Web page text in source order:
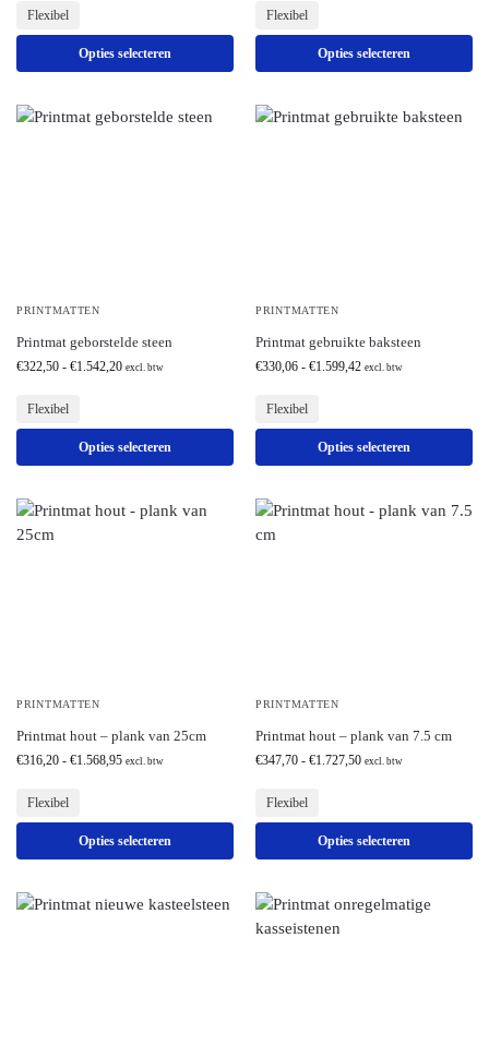
Flexibel
Opties selecteren
Flexibel
Opties selecteren
PRINTMATTEN
Printmat geborstelde steen
€322,50 - €1.542,20 excl. btw
Flexibel
Opties selecteren
PRINTMATTEN
Printmat gebruikte baksteen
€330,06 - €1.599,42 excl. btw
Flexibel
Opties selecteren
PRINTMATTEN
Printmat hout – plank van 25cm
€316,20 - €1.568,95 excl. btw
Flexibel
Opties selecteren
PRINTMATTEN
Printmat hout – plank van 7.5 cm
€347,70 - €1.727,50 excl. btw
Flexibel
Opties selecteren